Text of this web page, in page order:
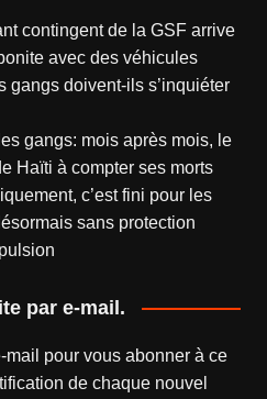
contingent de la GSF arrive
avec des véhicules
gangs doivent-ils s’inquiéter
gangs: mois après mois, le
Haïti à compter ses morts
c’est fini pour les
sans protection
par e-mail.
pour vous abonner à ce
de chaque nouvel